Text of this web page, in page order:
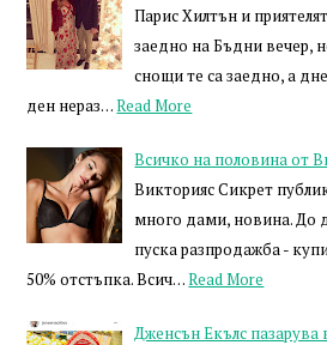
Парис Хилтън и
заедно на Бъдни вечер,
снощи те са заедно, а
ден нераз…Read More
Всичко на половина от
Викторияс Сикрет
много дами, новина. До
пуска разпродажба -
50% отстъпка. Всич…Read More
Дженсън Екълс